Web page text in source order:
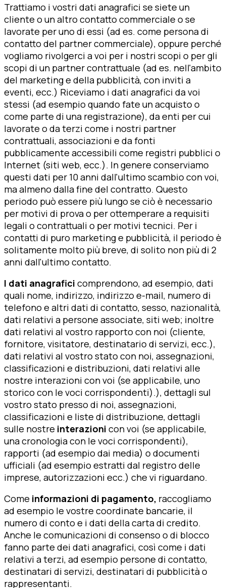
Trattiamo i vostri dati anagrafici se siete un
cliente o un altro contatto commerciale o se
lavorate per uno di essi (ad es. come persona di
contatto del partner commerciale), oppure perché
vogliamo rivolgerci a voi per i nostri scopi o per gli
scopi di un partner contrattuale (ad es. nell'ambito
del marketing e della pubblicità, con inviti a
eventi, ecc.) Riceviamo i dati anagrafici da voi
stessi (ad esempio quando fate un acquisto o
come parte di una registrazione), da enti per cui
lavorate o da terzi come i nostri partner
contrattuali, associazioni e da fonti
pubblicamente accessibili come registri pubblici o
Internet (siti web, ecc.). In genere conserviamo
questi dati per 10 anni dall'ultimo scambio con voi,
ma almeno dalla fine del contratto. Questo
periodo può essere più lungo se ciò è necessario
per motivi di prova o per ottemperare a requisiti
legali o contrattuali o per motivi tecnici. Per i
contatti di puro marketing e pubblicità, il periodo è
solitamente molto più breve, di solito non più di 2
anni dall'ultimo contatto.
I dati anagrafici comprendono, ad esempio, dati
quali nome, indirizzo, indirizzo e-mail, numero di
telefono e altri dati di contatto, sesso, nazionalità,
dati relativi a persone associate, siti web; inoltre
dati relativi al vostro rapporto con noi (cliente,
fornitore, visitatore, destinatario di servizi, ecc.),
dati relativi al vostro stato con noi, assegnazioni,
classificazioni e distribuzioni, dati relativi alle
nostre interazioni con voi (se applicabile, uno
storico con le voci corrispondenti).), dettagli sul
vostro stato presso di noi, assegnazioni,
classificazioni e liste di distribuzione, dettagli
sulle nostre interazioni con voi (se applicabile,
una cronologia con le voci corrispondenti),
rapporti (ad esempio dai media) o documenti
ufficiali (ad esempio estratti dal registro delle
imprese, autorizzazioni ecc.) che vi riguardano.
Come informazioni di pagamento, raccogliamo
ad esempio le vostre coordinate bancarie, il
numero di conto e i dati della carta di credito.
Anche le comunicazioni di consenso o di blocco
fanno parte dei dati anagrafici, così come i dati
relativi a terzi, ad esempio persone di contatto,
destinatari di servizi, destinatari di pubblicità o
rappresentanti.